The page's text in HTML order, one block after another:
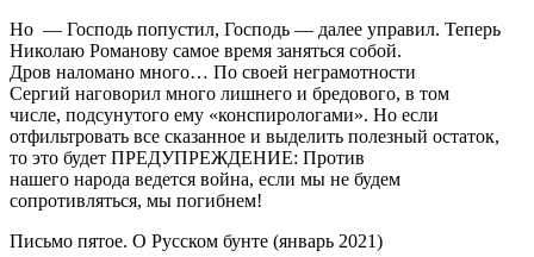
Но — Господь попустил, Господь — далее управил. Теперь
Николаю Романову самое время заняться собой.
Дров наломано много… По своей неграмотности
Сергий наговорил много лишнего и бредового, в том
числе, подсунутого ему «конспирологами». Но если
отфильтровать все сказанное и выделить полезный остаток,
то это будет ПРЕДУПРЕЖДЕНИЕ: Против
нашего народа ведется война, если мы не будем
сопротивляться, мы погибнем!
Письмо пятое. О Русском бунте (январь 2021)